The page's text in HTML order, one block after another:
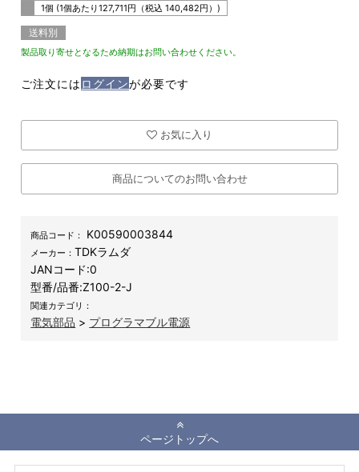
1個 (1個あたり127,711円（税込140,482円）)
送料別
製品取り寄せとなるため納期はお問い合わせください。
ご注文には ログインが必要です
お気に入り
商品についてのお問い合わせ
商品コード： K00590003844
メーカー： TDKラムダ
JANコード:0
型番/品番:Z100-2-J
関連カテゴリ：
電気部品 > プログラマブル電源
ページトップへ